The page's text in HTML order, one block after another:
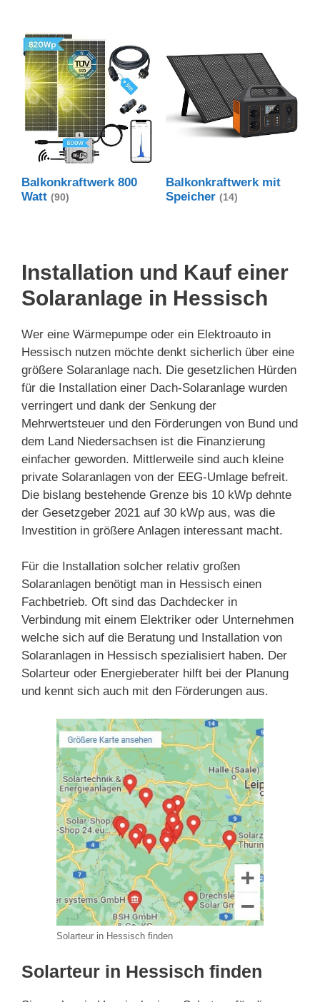
Balkonkraftwerk 800
Watt (90)
Balkonkraftwerk mit
Speicher (14)
Installation und Kauf einer
Solaranlage in Hessisch
Wer eine Wärmepumpe oder ein Elektroauto in
Hessisch nutzen möchte denkt sicherlich über eine
größere Solaranlage nach. Die gesetzlichen Hürden
für die Installation einer Dach-Solaranlage wurden
verringert und dank der Senkung der
Mehrwertsteuer und den Förderungen von Bund und
dem Land Niedersachsen ist die Finanzierung
einfacher geworden. Mittlerweile sind auch kleine
private Solaranlagen von der EEG-Umlage befreit.
Die bislang bestehende Grenze bis 10 kWp dehnte
der Gesetzgeber 2021 auf 30 kWp aus, was die
Investition in größere Anlagen interessant macht.
Für die Installation solcher relativ großen
Solaranlagen benötigt man in Hessisch einen
Fachbetrieb. Oft sind das Dachdecker in
Verbindung mit einem Elektriker oder Unternehmen
welche sich auf die Beratung und Installation von
Solaranlagen in Hessisch spezialisiert haben. Der
Solarteur oder Energieberater hilft bei der Planung
und kennt sich auch mit den Förderungen aus.
Solarteur in Hessisch finden
Solarteur in Hessisch finden